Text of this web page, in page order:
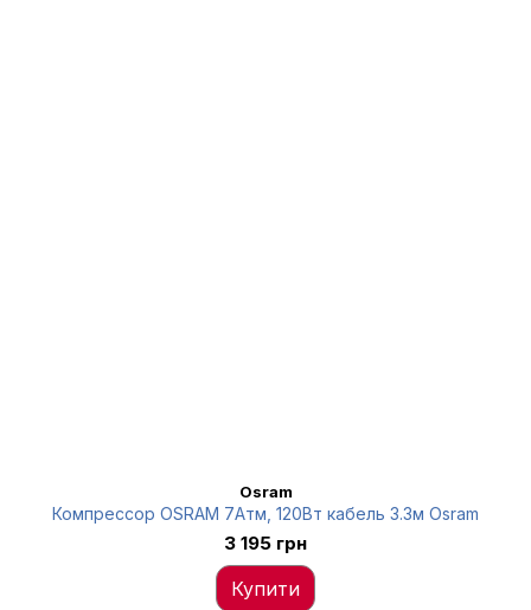
Osram
Компрессор OSRAM 7Атм, 120Вт кабель 3.3м Osram
3 195 грн
Купити